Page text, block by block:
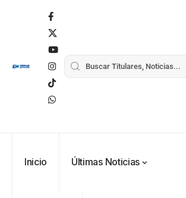
Inicio Últimas Noticias